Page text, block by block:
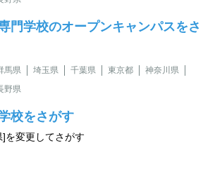
門学校のオープンキャンパスをさ
馬県 埼玉県 千葉県 東京都
神奈川県
野県
校をさがす
を変更してさがす